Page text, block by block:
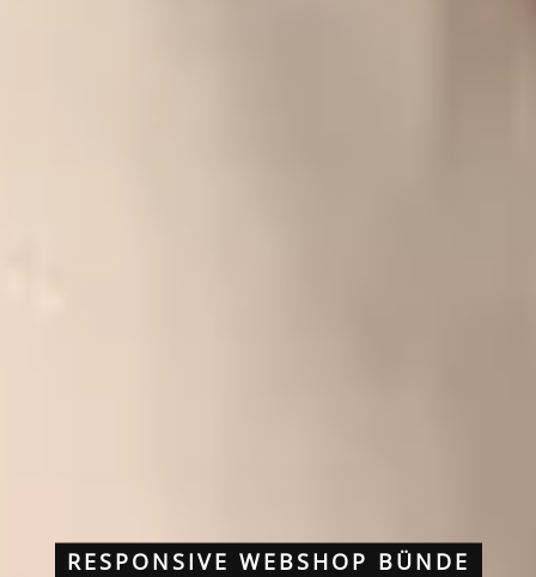
RESPONSIVE WEBSHOP BÜNDE